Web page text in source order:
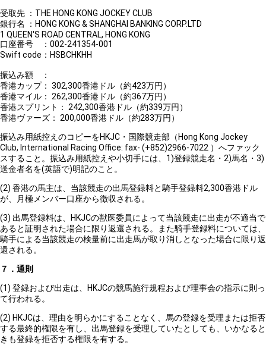
受取先 ：THE HONG KONG JOCKEY CLUB
銀行名 ：HONG KONG & SHANGHAI BANKING CORP.LTD
1 QUEEN'S ROAD CENTRAL, HONG KONG
口座番号 ：002-241354-001
Swift code：HSBCHKHH
振込み額 ：
香港カップ： 302,300香港ドル（約423万円）
香港マイル： 262,300香港ドル（約367万円）
香港スプリント： 242,300香港ドル（約339万円）
香港ヴァーズ： 200,000香港ドル（約283万円）
振込み用紙控えのコピーをHKJC・国際競走部（Hong Kong Jockey
Club, International Racing Office: fax- (+852)2966-7022 ）へファック
スすること。振込み用紙控えや小切手には、1)登録競走名・2)馬名・3)
送金者名を(英語で)明記のこと。
(2) 香港の馬主は、当該競走の出馬登録料と騎手登録料2,300香港ドル
が、月極メンバー口座から徴収される。
(3) 出馬登録料は、HKJCの獣医委員によって当該競走に出走が不適当で
あると証明された場合に限り返還される。また騎手登録料については、
騎手による当該競走の検量前に出走馬が取り消しとなった場合に限り返
還される。
７．通則
(1) 登録および出走は、HKJCの競馬施行規程および理事会の指示に則っ
て行われる。
(2) HKJCは、理由を明らかにすることなく、馬の登録を受理または拒否
する最終的権限を有し、出馬登録を受理していたとしても、いかなると
きも登録を拒否する権限を有する。